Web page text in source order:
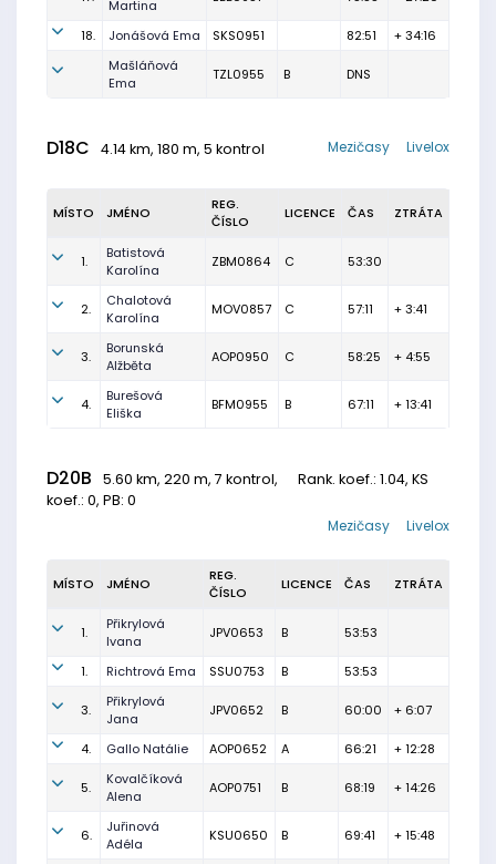
Martina
18. Jonášová Ema SKS0951 82:51
+ 34:16
Mašláňová
Ema
TZL0955 B DNS
D18C 4.14 km, 180 m, 5 kontrol Livelox
Mezičasy
MÍSTO JMÉNO
REG.
ČÍSLO
LICENCE ČAS ZTRÁTA
1.
Batistová
Karolína
ZBM0864 C 53:30
2.
Chalotová
Karolína
MOV0857 C 57:11 + 3:41
3.
Borunská
Alžběta
AOP0950 C 58:25 + 4:55
4.
Burešová
Eliška
BFM0955 B 67:11 + 13:41
D20B 5.60 km, 220 m, 7 kontrol, Rank. koef.: 1.04, KS
koef.: 0, PB: 0
Livelox
Mezičasy
MÍSTO JMÉNO
REG.
ČÍSLO
LICENCE ČAS ZTRÁTA
1.
Přikrylová
Ivana
JPV0653 B 53:53
1. Richtrová Ema SSU0753 B 53:53
3.
Přikrylová
Jana
JPV0652 B 60:00 + 6:07
4. Gallo Natálie AOP0652 A 66:21 + 12:28
5.
Kovalčíková
Alena
AOP0751 B 68:19 + 14:26
6.
Juřinová
Adéla
KSU0650 B 69:41 + 15:48